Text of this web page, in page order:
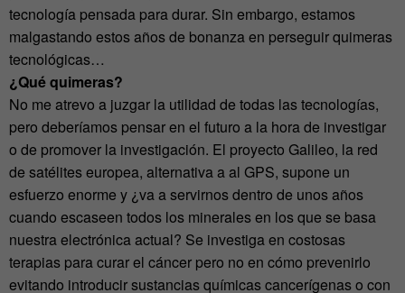
tecnología pensada para durar. Sin embargo, estamos
malgastando estos años de bonanza en perseguir quimeras
tecnológicas…
¿Qué quimeras?
No me atrevo a juzgar la utilidad de todas las tecnologías,
pero deberíamos pensar en el futuro a la hora de investigar
o de promover la investigación. El proyecto Galileo, la red
de satélites europea, alternativa a al GPS, supone un
esfuerzo enorme y ¿va a servirnos dentro de unos años
cuando escaseen todos los minerales en los que se basa
nuestra electrónica actual? Se investiga en costosas
terapias para curar el cáncer pero no en cómo prevenirlo
evitando introducir sustancias químicas cancerígenas o con